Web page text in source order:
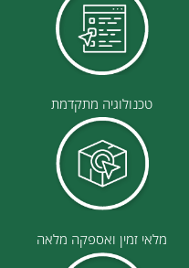
טכנולוגיה מתקדמת
מלאי זמין ואספקה מלאה